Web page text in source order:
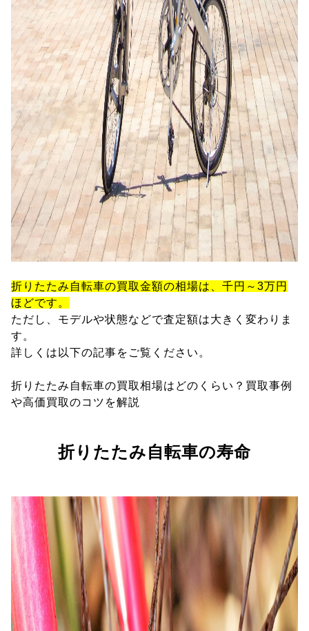
折りたたみ自転車の買取金額の相場は、千円～3万円
ほどです。
ただし、モデルや状態などで査定額は大きく変わりま
す。
詳しくは以下の記事をご覧ください。
折りたたみ自転車の買取相場はどのくらい？買取事例
や高価買取のコツを解説
折りたたみ自転車の寿命